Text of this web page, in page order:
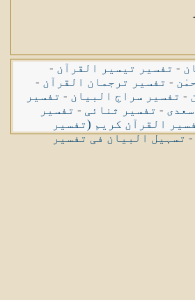
- تفسیر تیسیر القرآن -
- تفسیر ترجمان القرآن -
- تفسیر سراج البیان - تفسیر
- تفسیر ثنائی - تفسیر
القرآن کریم (تفسیر
-تسہیل البیان فی تفسیر